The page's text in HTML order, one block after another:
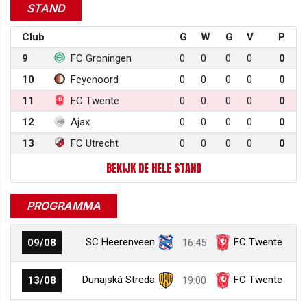
STAND
Club G W G V
P
9
FC Groningen 0 0 0 0
0
10
Feyenoord 0 0 0 0
0
11
FC Twente 0 0 0 0
0
12
Ajax 0 0 0 0
0
13
FC Utrecht 0 0 0 0 0
BEKIJK DE HELE STAND
PROGRAMMA
09/08 SC Heerenveen 16:45 FC Twente
13/08 Dunajská Streda 19:00 FC Twente